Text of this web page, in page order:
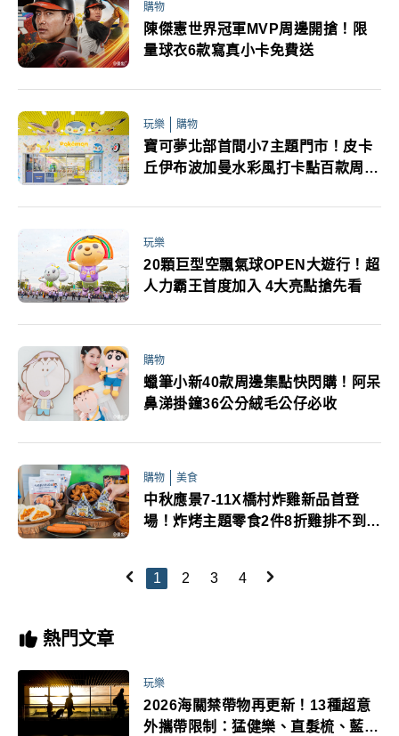
購物
陳傑憲世界冠軍MVP周邊開搶！限
量球衣6款寫真小卡免費送
玩樂 購物
寶可夢北部首間小7主題門市！皮卡
丘伊布波加曼水彩風打卡點百款周邊
玩樂
20顆巨型空飄氣球OPEN大遊行！超
人力霸王首度加入 4大亮點搶先看
購物
蠟筆小新40款周邊集點快閃購！阿呆
鼻涕掛鐘36公分絨毛公仔必收
購物 美食
中秋應景7-11X橋村炸雞新品首登
場！炸烤主題零食2件8折雞排不到
1 2 3 4
熱門文章
玩樂
2026海關禁帶物再更新！13種超意
外攜帶限制：猛健樂、直髮梳、藍牙